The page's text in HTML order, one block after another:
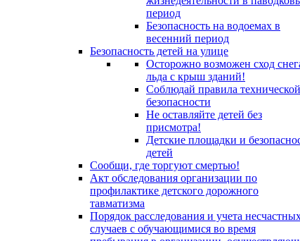
период
Безопасность на водоемах в
весенний период
Безопасность детей на улице
Осторожно возможен сход
льда с крыш зданий!
Соблюдай правила технической
безопасности
Не оставляйте детей без
присмотра!
Детские площадки и
детей
Сообщи, где торгуют смертью!
Акт обследования организации по
профилактике детского дорожного
тавматизма
Порядок расследования и учета
случаев с обучающимися во время